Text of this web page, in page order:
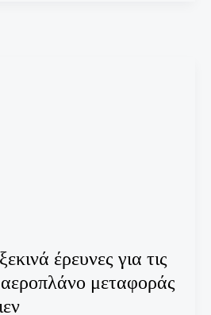
έρευνες για τις
μεταφοράς